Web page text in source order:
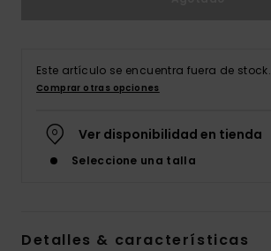
Este artículo se encuentra fuera de stock.
Comprar otras opciones
Ver disponibilidad en tienda
Seleccione una talla
Detalles & características